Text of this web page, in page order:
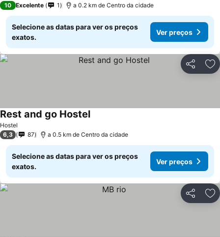
10 Excelente 1 a 0.2 km de Centro da cidade
Selecione as datas para ver os preços
exatos.
Ver preços
Partilhar
Hostel
Rest and go ΗostelVer preços
6,3 87 a 0.5 km de Centro da cidade
Selecione as datas para ver os preços
exatos.
Ver preços
Partilhar